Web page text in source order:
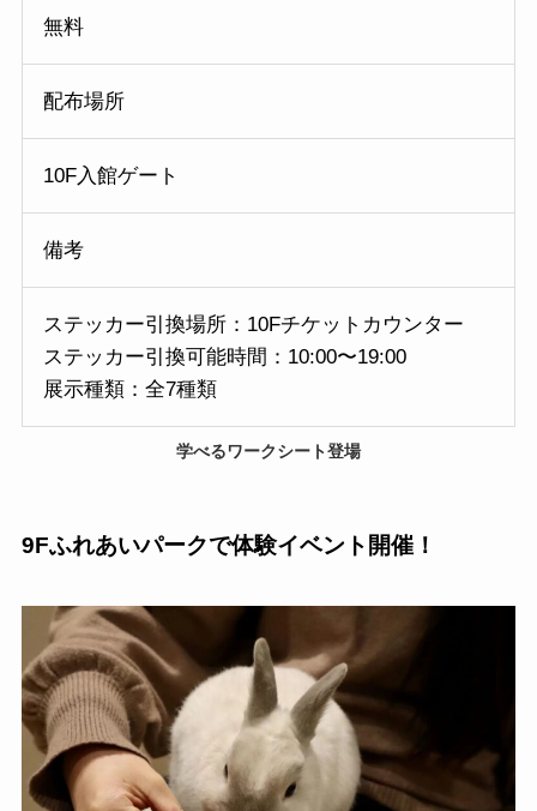
無料
配布場所
10F入館ゲート
備考
ステッカー引換場所：10Fチケットカウンター
ステッカー引換可能時間：10:00〜19:00
展示種類：全7種類
学べるワークシート登場
9Fふれあいパークで体験イベント開催！